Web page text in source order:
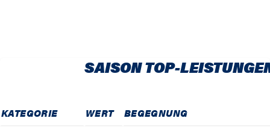
SAISON TOP-
KATEGORIE WERT BEGEGNUNG